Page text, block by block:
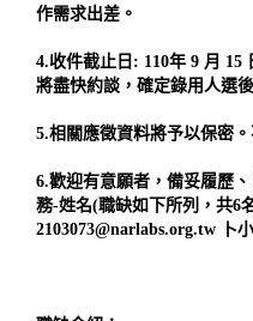
作需求出差。
4.收件截止日: 110年 9 月 15
將盡快約談，確定錄用人選
5.相關應徵資料將予以保密
6.歡迎有意願者，備妥履歷
務-姓名(職缺如下所列，共6
2103073@narlabs.org.tw 卜